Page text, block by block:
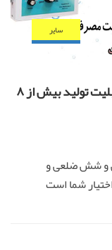
ساير
دستگاه تصفیه آب کیمیا(روسینکی) با قابلیت تولید بیش از ۸
و شش ضلعی و